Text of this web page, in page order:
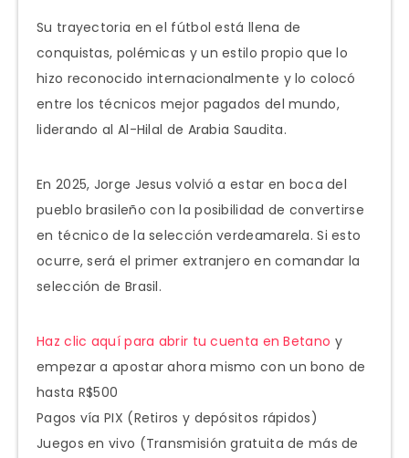
Su trayectoria en el fútbol está llena de
conquistas, polémicas y un estilo propio que lo
hizo reconocido internacionalmente y lo colocó
entre los técnicos mejor pagados del mundo,
liderando al Al-Hilal de Arabia Saudita.
En 2025, Jorge Jesus volvió a estar en boca del
pueblo brasileño con la posibilidad de convertirse
en técnico de la selección verdeamarela. Si esto
ocurre, será el primer extranjero en comandar la
selección de Brasil.
Haz clic aquí para abrir tu cuenta en Betano y
empezar a apostar ahora mismo con un bono de
hasta R$500
Pagos vía PIX (Retiros y depósitos rápidos)
Juegos en vivo (Transmisión gratuita de más de